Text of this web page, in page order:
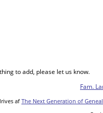
to add, please let us know.
Fam.
afThe Next Generation of